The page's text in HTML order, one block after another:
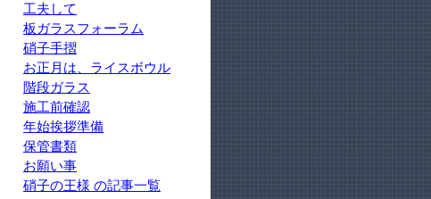
工夫して
板ガラスフォーラム
硝子手摺
お正月は、ライスボウル
階段ガラス
施工前確認
年始挨拶準備
保管書類
お願い事
硝子の王様 の記事一覧